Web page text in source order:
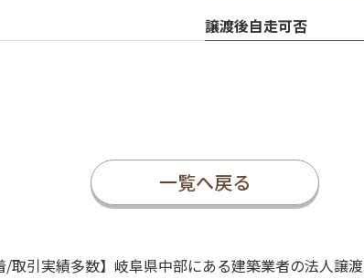
譲渡後自走可否
一覧へ戻る
/取引実績多数】岐阜県中部にある建築業者の法人譲渡